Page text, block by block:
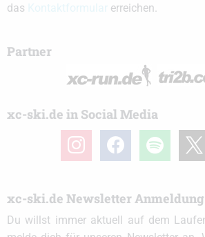
das
erreichen.
Partner
xc-ski.de in Social Media
instagramfacebook spotify
xc-ski.de Newsletter Anmeldung
Du willst immer aktuell auf dem